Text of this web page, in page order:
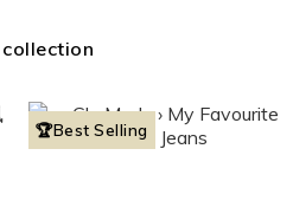
collection
🏆Best Selling